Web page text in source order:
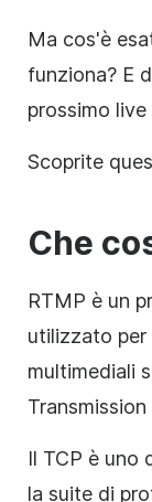
Ma cos'è
funziona? E
prossimo live
Scoprite
Che
RTMP è un
utilizzato
multimediali
Il TCP è uno
la suite di